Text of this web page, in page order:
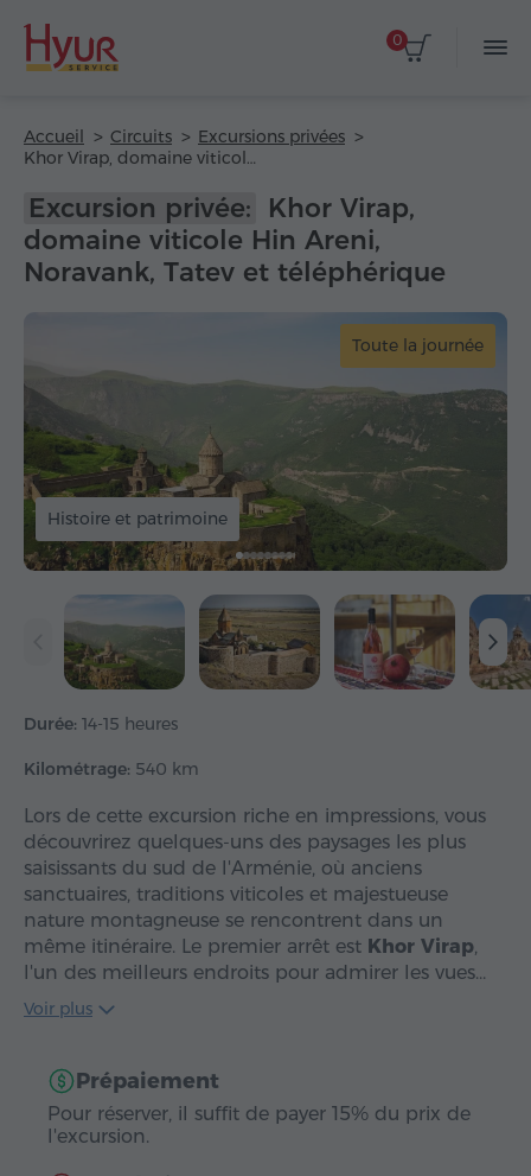
0
Accueil Circuits
Excursions privées
Khor Virap, domaine viticole Hin Areni, Noravank, Tatev et téléphérique
Excursion privée:
Khor Virap,
domaine viticole Hin Areni,
Noravank, Tatev et téléphérique
Toute la journée
Histoire et patrimoine
Durée: 14-15 heures
Kilométrage: 540 km
Lors de cette excursion riche en impressions, vous
découvrirez quelques-uns des paysages les plus
saisissants du sud de l'Arménie, où anciens
sanctuaires, traditions viticoles et majestueuse
nature montagneuse se rencontrent dans un
même itinéraire. Le premier arrêt est Khor Virap,
l'un des meilleurs endroits pour admirer les vues…
Voir plus
Prépaiement
Pour réserver, il suffit de payer 15% du prix de
l'excursion.